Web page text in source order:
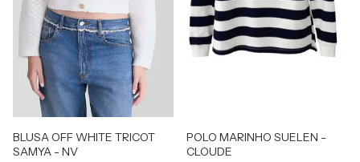
BLUSA OFF WHITE TRICOT
SAMYA - NV
POLO MARINHO SUELEN -
CLOUDE